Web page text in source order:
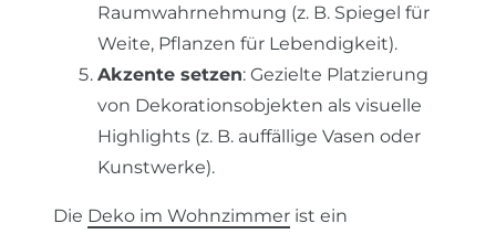
Raumwahrnehmung (z. B. Spiegel für
Weite, Pflanzen für Lebendigkeit).
Akzente setzen: Gezielte Platzierung
von Dekorationsobjekten als visuelle
Highlights (z. B. auffällige Vasen oder
Kunstwerke).
Die Deko im Wohnzimmer ist ein